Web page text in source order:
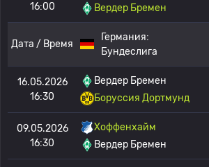
16:00
Вердер Бремен
Дата / Время
Германия:
Бундеслига
16.05.2026
16:30
Вердер Бремен
Боруссия Дортмунд
09.05.2026
16:30
Хоффенхайм
Вердер Бремен